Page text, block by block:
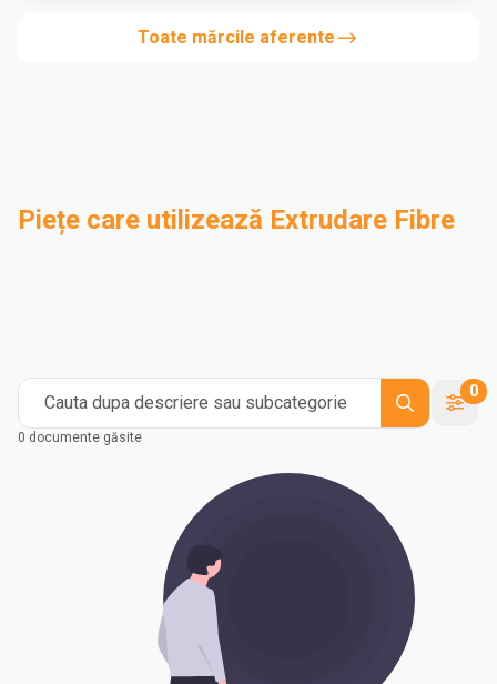
Toate mărcile aferente
Piețe care utilizează Extrudare Fibre
Cauta dupa descriere sau subcategorie
0
0 documente găsite